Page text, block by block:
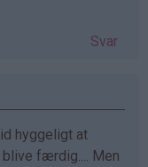
Svar
hyggeligt at
færdig.... Men